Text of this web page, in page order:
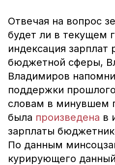
Отвечая на вопрос
будет ли в текущем
индексация зарплат
бюджетной сферы,
Владимиров
поддержки
словам в минувшем
была произведена в
зарплаты
По данным
курирующего